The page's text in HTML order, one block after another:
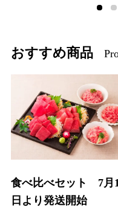
1 2
おすすめ商品
食べ比べセット 7月
日より発送開始